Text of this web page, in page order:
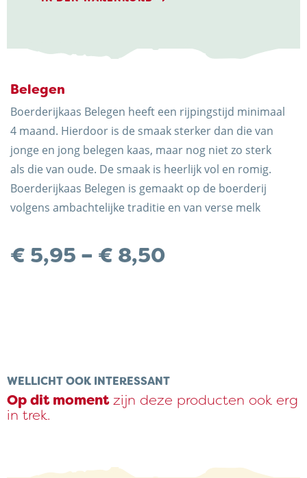
Trots op de Achterhoek! | © Kaasboerderij Weenink
2026
Belegen
Boerderijkaas Belegen heeft een rijpingstijd minimaal
4 maand. Hierdoor is de smaak sterker dan die van
jonge en jong belegen kaas, maar nog niet zo sterk
als die van oude. De smaak is heerlijk vol en romig.
Boerderijkaas Belegen is gemaakt op de boerderij
volgens ambachtelijke traditie en van verse melk
€ 5,95 – € 8,50Preisspanne:
WELLICHT OOK INTERESSANT
Op dit momentzijn deze producten ook erg
in trek.